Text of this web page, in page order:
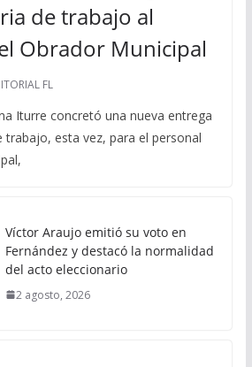
de trabajo al
Obrador Municipal
FL
Iturre concretó una nueva entrega
trabajo, esta vez, para el personal
Víctor Araujo emitió su voto en
Fernández y destacó la normalidad
del acto eleccionario
2 agosto, 2026